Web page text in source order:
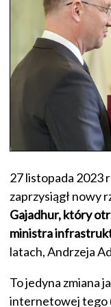
27 listopada 2023
zaprzysiągł nowy
Gajadhur, który
ministra
latach, Andrzeja
To jedyna zmiana
internetowej tego